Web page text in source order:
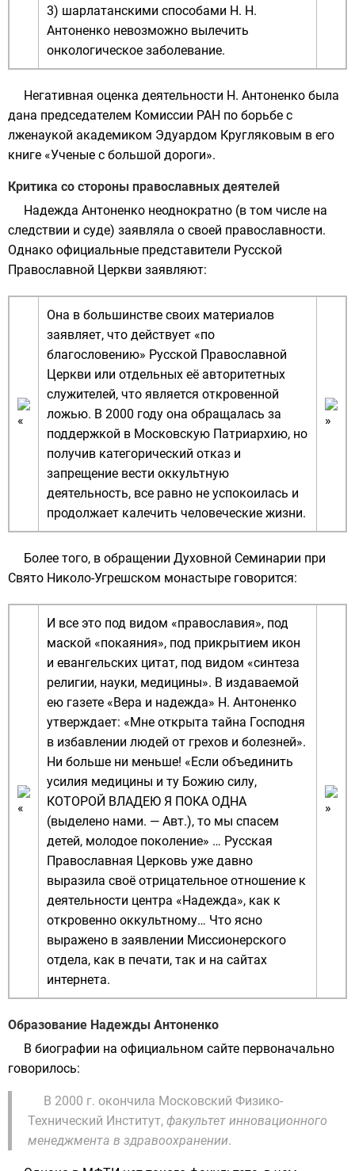
3) шарлатанскими способами Н. Н.
Антоненко невозможно вылечить
онкологическое заболевание.
Негативная оценка деятельности Н. Антоненко была
дана председателем Комиссии РАН по борьбе с
лженаукой академиком Эдуардом Кругляковым в его
книге «Ученые с большой дороги».
Критика со стороны православных деятелей
Надежда Антоненко неоднократно (в том числе на
следствии и суде) заявляла о своей православности.
Однако официальные представители Русской
Православной Церкви заявляют:
Она в большинстве своих материалов
заявляет, что действует «по
благословению» Русской Православной
Церкви или отдельных её авторитетных
служителей, что является откровенной
ложью. В 2000 году она обращалась за
поддержкой в Московскую Патриархию, но
получив категорический отказ и
запрещение вести оккультную
деятельность, все равно не успокоилась и
продолжает калечить человеческие жизни.
Более того, в обращении Духовной Семинарии при
Свято Николо-Угрешском монастыре говорится:
И все это под видом «православия», под
маской «покаяния», под прикрытием икон
и евангельских цитат, под видом «синтеза
религии, науки, медицины». В издаваемой
ею газете «Вера и надежда» Н. Антоненко
утверждает: «Мне открыта тайна Господня
в избавлении людей от грехов и болезней».
Ни больше ни меньше! «Если объединить
усилия медицины и ту Божию силу,
КОТОРОЙ ВЛАДЕЮ Я ПОКА ОДНА
(выделено нами. — Авт.), то мы спасем
детей, молодое поколение» … Русская
Православная Церковь уже давно
выразила своё отрицательное отношение к
деятельности центра «Надежда», как к
откровенно оккультному… Что ясно
выражено в заявлении Миссионерского
отдела, как в печати, так и на сайтах
интернета.
Образование Надежды Антоненко
В биографии на официальном сайте первоначально
говорилось:
В 2000 г. окончила Московский Физико-
Технический Институт, факультет инновационного
менеджмента в здравоохранении.